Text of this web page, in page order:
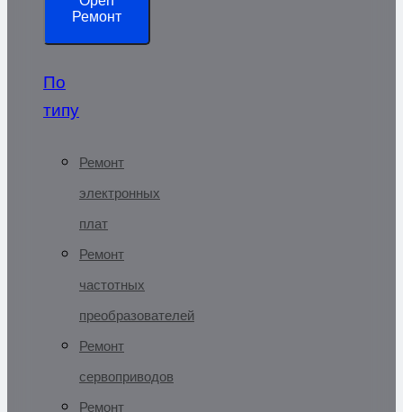
Ремонт
По
типу
Ремонт
электронных
плат
Ремонт
частотных
преобразователей
Ремонт
сервоприводов
Ремонт